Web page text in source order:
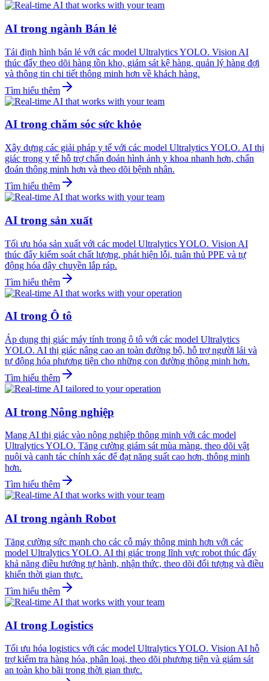
AI trong ngành Bán lẻ
Tái định hình bán lẻ với các model Ultralytics YOLO. Vision AI
thúc đẩy theo dõi hàng tồn kho, giám sát kệ hàng, quản lý hàng đợi
và thông tin chi tiết thông minh hơn về khách hàng.
Tìm hiểu thêm
AI trong chăm sóc sức khỏe
Xây dựng các giải pháp y tế với các model Ultralytics YOLO. AI thị
giác trong y tế hỗ trợ chẩn đoán hình ảnh y khoa nhanh hơn, chẩn
đoán thông minh hơn và theo dõi bệnh nhân.
Tìm hiểu thêm
AI trong sản xuất
Tối ưu hóa sản xuất với các model Ultralytics YOLO. Vision AI
thúc đẩy kiểm soát chất lượng, phát hiện lỗi, tuân thủ PPE và tự
động hóa dây chuyền lắp ráp.
Tìm hiểu thêm
AI trong Ô tô
Áp dụng thị giác máy tính trong ô tô với các model Ultralytics
YOLO. AI thị giác nâng cao an toàn đường bộ, hỗ trợ người lái và
tự động hóa phương tiện cho những con đường thông minh hơn.
Tìm hiểu thêm
AI trong Nông nghiệp
Mang AI thị giác vào nông nghiệp thông minh với các model
Ultralytics YOLO. Tăng cường giám sát mùa màng, theo dõi vật
nuôi và canh tác chính xác để đạt năng suất cao hơn, thông minh
hơn.
Tìm hiểu thêm
AI trong ngành Robot
Tăng cường sức mạnh cho các cỗ máy thông minh hơn với các
model Ultralytics YOLO. AI thị giác trong lĩnh vực robot thúc đẩy
khả năng điều hướng tự hành, nhận thức, theo dõi đối tượng và điều
khiển thời gian thực.
Tìm hiểu thêm
AI trong Logistics
Tối ưu hóa logistics với các model Ultralytics YOLO. Vision AI hỗ
trợ kiểm tra hàng hóa, phân loại, theo dõi phương tiện và giám sát
an toàn kho bãi trong thời gian thực.